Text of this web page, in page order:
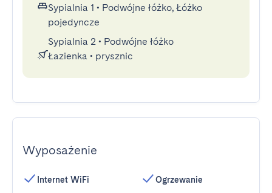
Sypialnia 1 • Podwójne łóżko, Łóżko
pojedyncze
Sypialnia 2 • Podwójne łóżko
Łazienka • prysznic
Wyposażenie
Internet WiFi
Ogrzewanie